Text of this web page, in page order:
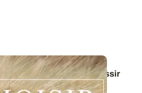
dur : des guides pour réussir
au printemps 2026